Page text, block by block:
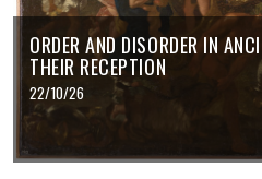
ORDER AND DISORDER IN
THEIR RECEPTION
22/10/26